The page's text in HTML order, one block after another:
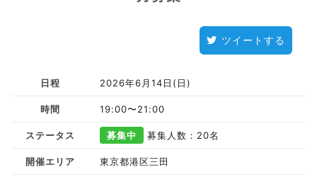
ツイートする
日程 2026年6月14日(日)
時間 19:00〜21:00
ステータス 募集中 募集人数：20名
開催エリア 東京都港区三田